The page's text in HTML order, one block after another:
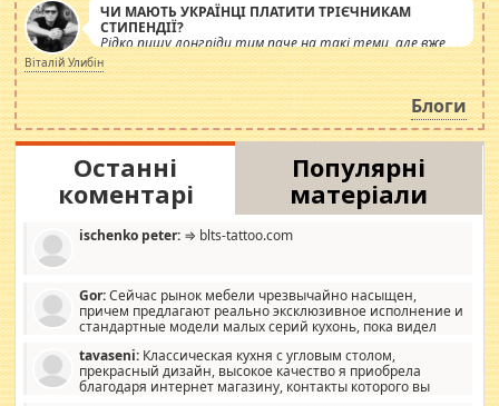
ЧИ МАЮТЬ УКРАЇНЦІ ПЛАТИТИ ТРІЄЧНИКАМ
СТИПЕНДІЇ?
Рідко пишу лонгріди тим паче на такі теми, але вже
просто дістало! Обурюють сьогоднішні інсенуації
навколо стипендіального питання. Штучно
роздувається ще одна соціальна катастрофа.
Віталій Улибін
Блоги
Останні
коментарі
Популярні
матеріали
ischenko peter: ⇒ blts-tattoo.com
Gor:Сейчас рынок мебели чрезвычайно насыщен,
причем предлагают реально эксклюзивное исполнение и
стандартные модели малых серий кухонь, пока видел
стандартные формы, в MebelOk, креативненько и что главное -
со вкусом все в порядке, без ненужных наворотов удорожающих
мебель, а это не последний фактор.
tavaseni: Классическая кухня с угловым столом,
прекрасный дизайн, высокое качество я приобрела
благодаря интернет магазину, контакты которого вы